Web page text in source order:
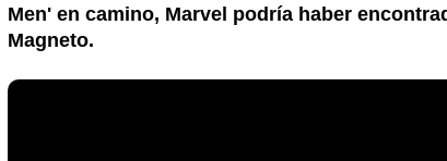
Men' en camino, Marvel podría haber
Magneto.